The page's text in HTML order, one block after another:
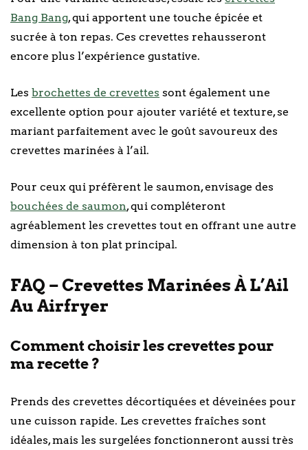
Bang Bang, qui apportent une touche épicée et
sucrée à ton repas. Ces crevettes rehausseront
encore plus l’expérience gustative.
Les brochettes de crevettes sont également une
excellente option pour ajouter variété et texture, se
mariant parfaitement avec le goût savoureux des
crevettes marinées à l’ail.
Pour ceux qui préfèrent le saumon, envisage des
bouchées de saumon, qui compléteront
agréablement les crevettes tout en offrant une autre
dimension à ton plat principal.
FAQ – Crevettes Marinées À L’Ail
Au Airfryer
Comment choisir les crevettes pour
ma recette ?
Prends des crevettes décortiquées et déveinées pour
une cuisson rapide. Les crevettes fraîches sont
idéales, mais les surgelées fonctionneront aussi très